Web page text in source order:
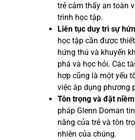
trẻ cảm thấy an toàn
trình học tập.
Liên tục duy trì sự
học tập cần được
hứng thú và khuyến
phá và học hỏi. Các
hợp cũng là một yếu
việc áp dụng phương
Tôn trọng và đặt
pháp Glenn Doman
năng của trẻ và tôn
nhiên của chúng.